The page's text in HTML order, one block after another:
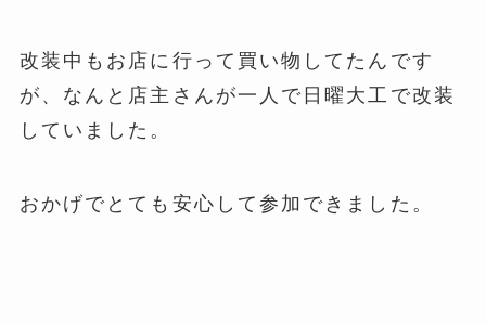
改装中もお店に行って買い物してたんです
が、なんと店主さんが一人で日曜大工で改装
していました。
おかげでとても安心して参加できました。